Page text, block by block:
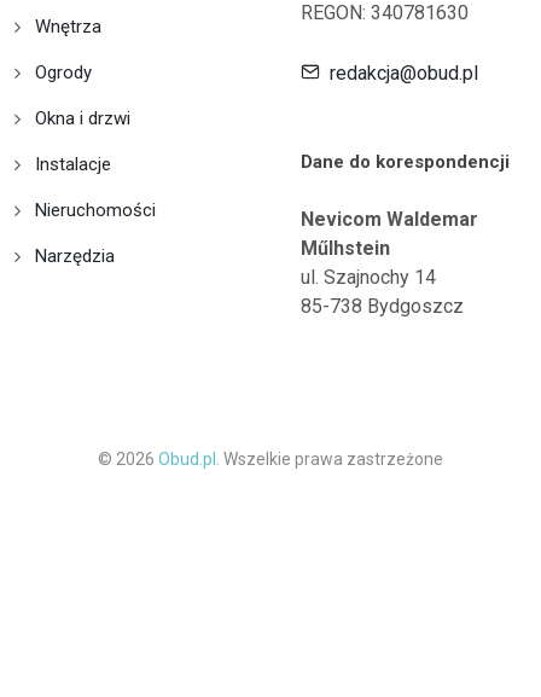
Wnętrza
Ogrody
Okna i drzwi
Instalacje
Nieruchomości
Narzędzia
REGON: 340781630
redakcja@obud.pl
Dane do korespondencji
Nevicom Waldemar
Műlhstein
ul. Szajnochy 14
85-738 Bydgoszcz
© 2026 Obud.pl. Wszelkie prawa zastrzeżone